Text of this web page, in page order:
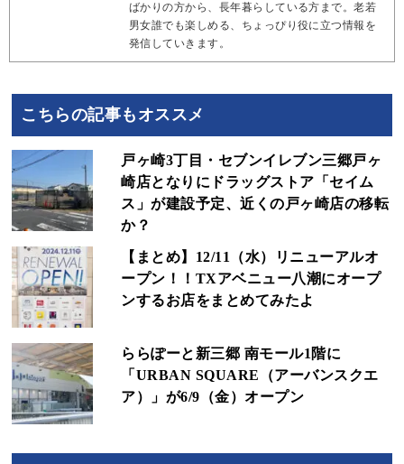
ばかりの方から、長年暮らしている方まで。老若
男女誰でも楽しめる、ちょっぴり役に立つ情報を
発信していきます。
こちらの記事もオススメ
戸ヶ崎3丁目・セブンイレブン三郷戸ヶ
崎店となりにドラッグストア「セイム
ス」が建設予定、近くの戸ヶ崎店の移転
か？
【まとめ】12/11（水）リニューアルオ
ープン！！TXアベニュー八潮にオープ
ンするお店をまとめてみたよ
ららぽーと新三郷 南モール1階に
「URBAN SQUARE（アーバンスクエ
ア）」が6/9（金）オープン